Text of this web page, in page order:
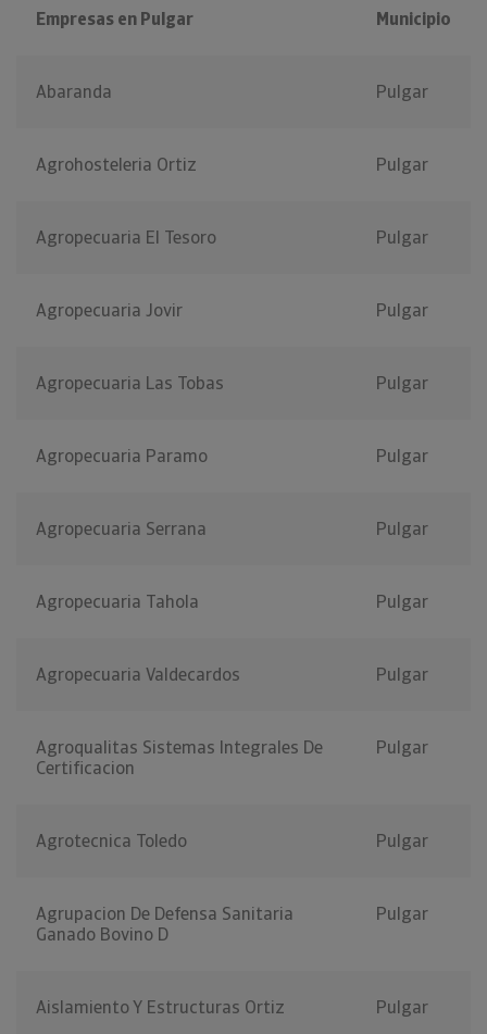
Empresas en Pulgar Municipio
Abaranda Pulgar
Agrohosteleria Ortiz Pulgar
Agropecuaria El Tesoro Pulgar
Agropecuaria Jovir Pulgar
Agropecuaria Las Tobas Pulgar
Agropecuaria Paramo Pulgar
Agropecuaria Serrana Pulgar
Agropecuaria Tahola Pulgar
Agropecuaria Valdecardos Pulgar
Agroqualitas Sistemas Integrales De
Certificacion
Pulgar
Agrotecnica Toledo Pulgar
Agrupacion De Defensa Sanitaria
Ganado Bovino D
Pulgar
Aislamiento Y Estructuras Ortiz Pulgar